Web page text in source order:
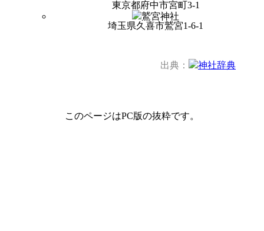
東京都府中市宮町3-1
鷲宮神社
埼玉県久喜市鷲宮1-6-1
出典： 神社辞典
このページはPC版の抜粋です。